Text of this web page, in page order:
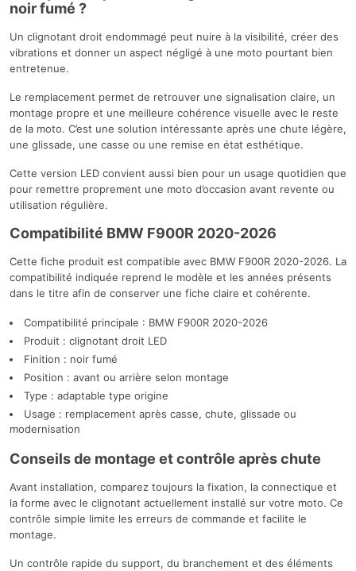
noir fumé ?
Un clignotant droit endommagé peut nuire à la visibilité, créer des
vibrations et donner un aspect négligé à une moto pourtant bien
entretenue.
Le remplacement permet de retrouver une signalisation claire, un
montage propre et une meilleure cohérence visuelle avec le reste
de la moto. C’est une solution intéressante après une chute légère,
une glissade, une casse ou une remise en état esthétique.
Cette version LED convient aussi bien pour un usage quotidien que
pour remettre proprement une moto d’occasion avant revente ou
utilisation régulière.
Compatibilité BMW F900R 2020-2026
Cette fiche produit est compatible avec BMW F900R 2020-2026. La
compatibilité indiquée reprend le modèle et les années présents
dans le titre afin de conserver une fiche claire et cohérente.
Compatibilité principale : BMW F900R 2020-2026
Produit : clignotant droit LED
Finition : noir fumé
Position : avant ou arrière selon montage
Type : adaptable type origine
Usage : remplacement après casse, chute, glissade ou
modernisation
Conseils de montage et contrôle après chute
Avant installation, comparez toujours la fixation, la connectique et
la forme avec le clignotant actuellement installé sur votre moto. Ce
contrôle simple limite les erreurs de commande et facilite le
montage.
Un contrôle rapide du support, du branchement et des éléments